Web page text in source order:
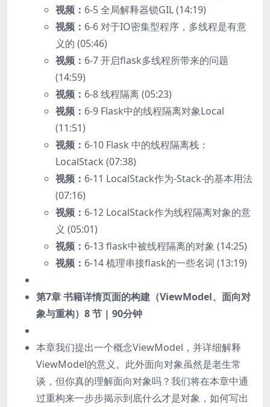
视频： 6-5 全局解释器锁GIL (14:19)
视频： 6-6 对于IO密集型程序，多线程是有意
义的 (05:46)
视频： 6-7 开启flask多线程所带来的问题
(14:59)
视频： 6-8 线程隔离 (05:23)
视频： 6-9 Flask中的线程隔离对象Local
(11:51)
视频： 6-10 Flask 中的线程隔离栈：
LocalStack (07:38)
视频： 6-11 LocalStack作为-Stack-的基本用法
(07:16)
视频： 6-12 LocalStack作为线程隔离对象的意
义 (05:01)
视频： 6-13 flask中被线程隔离的对象 (14:25)
视频： 6-14 梳理串接flask的一些名词 (13:19)
第7章 书籍详情页面的构建（ViewModel、面向对
象与重构） 8 节 | 90分钟
本章我们提出一个概念ViewModel，并详细解释
ViewModel的意义。此外面向对象虽然是老生常
谈，但你真的理解面向对象吗？我们将在本章中通
过重构来一步步揭示到底什么才是对象，如何写出